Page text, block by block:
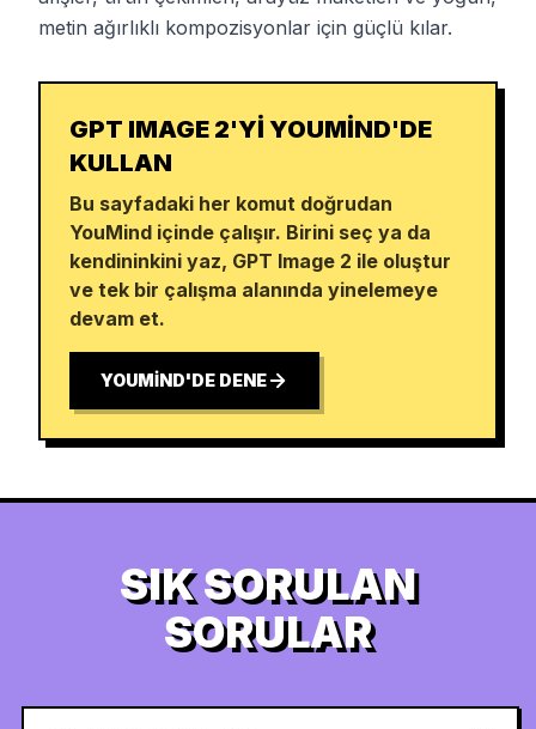
metin ağırlıklı kompozisyonlar için güçlü kılar.
GPT IMAGE 2'YI YOUMIND'DE
KULLAN
Bu sayfadaki her komut doğrudan
YouMind içinde çalışır. Birini seç ya da
kendininkini yaz, GPT Image 2 ile oluştur
ve tek bir çalışma alanında yinelemeye
devam et.
YOUMIND'DE DENE
SIK SORULAN
SORULAR